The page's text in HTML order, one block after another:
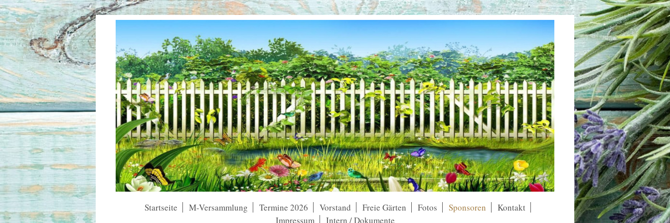
Startseite M-Versammlung Termine 2026 Vorstand Freie Gärten Fotos Sponsoren
Kontakt
Impressum
Intern / Dokumente